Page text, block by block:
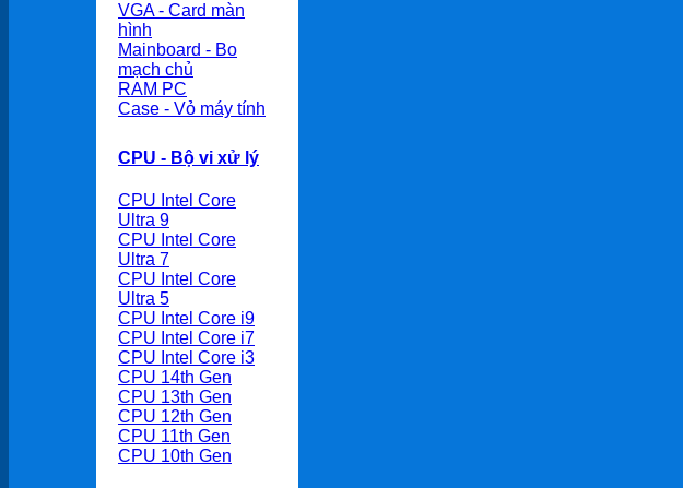
VGA - Card màn
hình
Mainboard - Bo
mạch chủ
RAM PC
Case - Vỏ máy tính
CPU - Bộ vi xử lý
CPU Intel Core
Ultra 9
CPU Intel Core
Ultra 7
CPU Intel Core
Ultra 5
CPU Intel Core i9
CPU Intel Core i7
CPU Intel Core i3
CPU 14th Gen
CPU 13th Gen
CPU 12th Gen
CPU 11th Gen
CPU 10th Gen